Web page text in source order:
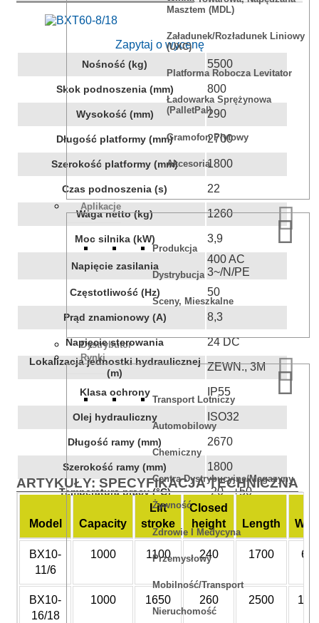
Masztem (MDL)
Załadunek/rozładunek Liniowy
(UXC)
Platforma Robocza Levitator
Ładowarka Sprężynowa
(PalletPal)
Gramofon Płytowy
Akcesoria
Aplikacje
Produkcja
Dystrybucja
Sceny, Mieszkalne
Dystrybutor
Rynki
Transport Lotniczy
Automobilowy
Chemiczny
Centra Dystrybucyjne/magazyny
Żywność
Zdrowie I Medycyna
Przemysłowy
Mobilność/Transport
Nieruchomość
Zapytaj o wycenę
Nośność (kg) 5500
Skok podnoszenia (mm) 800
Wysokość (mm) 290
Długość platformy (mm) 2700
Szerokość platformy (mm) 1800
Czas podnoszenia (s) 22
Waga netto (kg) 1260
Moc silnika (kW) 3,9
Napięcie zasilania
400 AC
3~/N/PE
Częstotliwość (Hz) 50
Prąd znamionowy (A) 8,3
Napięcie sterowania 24 DC
Lokalizacja jednostki hydraulicznej
(m)
ZEWN., 3M
Klasa ochrony IP55
Olej hydrauliczny ISO32
Długość ramy (mm) 2670
Szerokość ramy (mm) 1800
Temperatura pracy (°C) -20 - +50
ARTYKUŁY: SPECYFIKACJA TECHNICZNA
Model Capacity
Lift
stroke
Closed
height
Length
BX10-
11/6
1000 1100 240 1700
BX10-
16/18
1000 1650 260 2500